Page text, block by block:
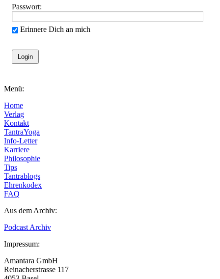
Passwort:
Erinnere Dich an mich
Menü:
Home
Verlag
Kontakt
TantraYoga
Info-Letter
Karriere
Philosophie
Tips
Tantrablogs
Ehrenkodex
FAQ
Aus dem Archiv:
Podcast Archiv
Impressum:
Amantara GmbH
Reinacherstrasse 117